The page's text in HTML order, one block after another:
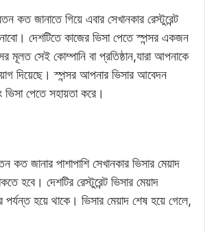
কত জানাতে গিয়ে এবার সেখানকার রেস্টুরেন্ট
দেশটিতে কাজের ভিসা পেতে স্পন্সর একজন
মূলত সেই কোম্পানি বা প্রতিষ্ঠান,যারা আপনাকে
দিয়েছে। স্পন্সর আপনার ভিসার আবেদন
পেতে সহায়তা করে।
কত জানার পাশাপাশি সেখানকার ভিসার মেয়াদ
হবে। দেশটির রেস্টুরেন্ট ভিসার মেয়াদ
হয়ে থাকে। ভিসার মেয়াদ শেষ হয়ে গেলে,